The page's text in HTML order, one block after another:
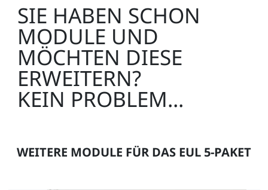
SIE HABEN SCHON
MODULE UND
MÖCHTEN DIESE
ERWEITERN?
KEIN PROBLEM...
WEITERE MODULE FÜR DAS EUL 5-PAKET